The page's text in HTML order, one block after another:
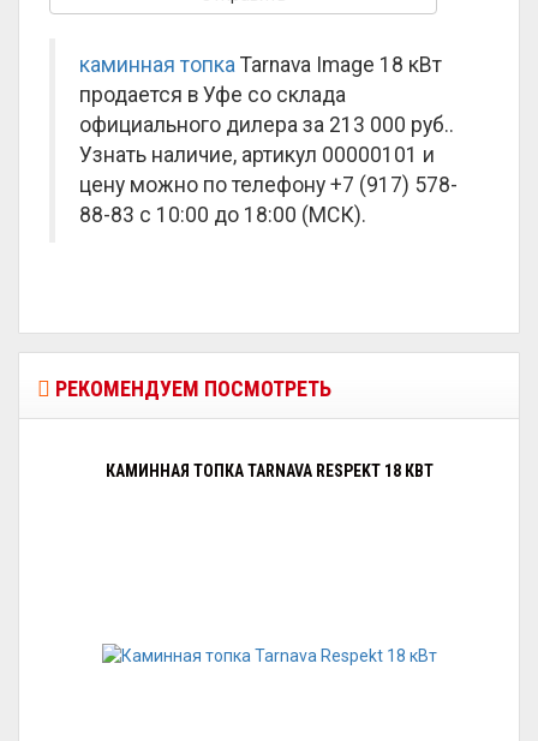
каминная топка Tarnava Image 18 кВт
продается в Уфе со склада
официального дилера за 213 000 руб..
Узнать наличие, артикул 00000101 и
цену можно по телефону +7 (917) 578-
88-83 с 10:00 до 18:00 (МСК).
РЕКОМЕНДУЕМ ПОСМОТРЕТЬ
КАМИННАЯ ТОПКА TARNAVA RESPEKT 18 КВТ